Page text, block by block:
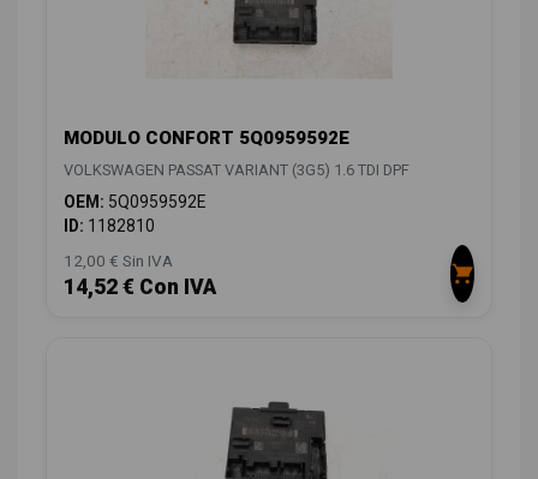
MODULO CONFORT 5Q0959592E
VOLKSWAGEN PASSAT VARIANT (3G5) 1.6 TDI DPF
OEM: 5Q0959592E
ID: 1182810
12,00 € Sin IVA
14,52 € Con IVA